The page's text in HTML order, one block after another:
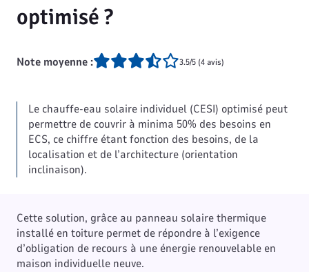
optimisé ?
Note moyenne : 3.5/5 (4 avis)
Le chauffe-eau solaire individuel (CESI) optimisé peut
permettre de couvrir à minima 50% des besoins en
ECS, ce chiffre étant fonction des besoins, de la
localisation et de l’architecture (orientation
inclinaison).
Cette solution, grâce au panneau solaire thermique
installé en toiture permet de répondre à l’exigence
d’obligation de recours à une énergie renouvelable en
maison individuelle neuve.